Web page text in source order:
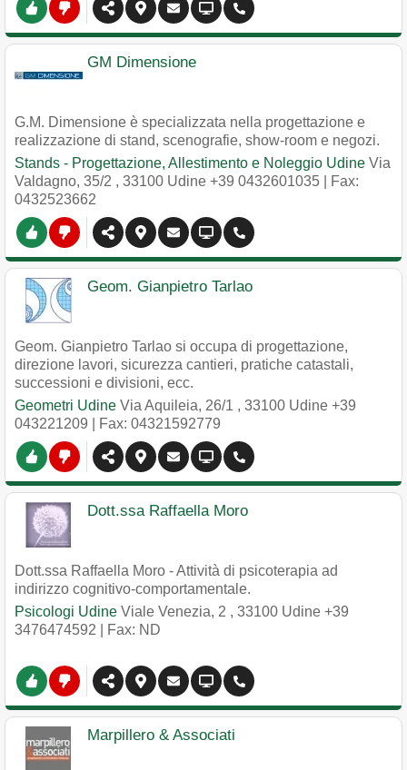
GM Dimensione
G.M. Dimensione è specializzata nella progettazione e
realizzazione di stand, scenografie, show-room e negozi.
Stands - Progettazione, Allestimento e Noleggio Udine Via
Valdagno, 35/2 , 33100 Udine +39 0432601035 | Fax:
0432523662
Geom. Gianpietro Tarlao
Geom. Gianpietro Tarlao si occupa di progettazione,
direzione lavori, sicurezza cantieri, pratiche catastali,
successioni e divisioni, ecc.
Geometri Udine Via Aquileia, 26/1 , 33100 Udine +39
043221209 | Fax: 04321592779
Dott.ssa Raffaella Moro
Dott.ssa Raffaella Moro - Attività di psicoterapia ad
indirizzo cognitivo-comportamentale.
Psicologi Udine Viale Venezia, 2 , 33100 Udine +39
3476474592 | Fax: ND
Marpillero & Associati